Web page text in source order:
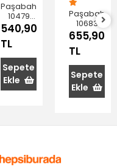
Paşabahçe
10479
Generation
Servis
Tabağı
26,8 cm
6'lı
540,90
TL
Sepete
Ekle
Paşabahçe
10683
Estrella
Yemek
Tabağı
2x28 cm
6'lı
655,90
TL
Sepete
Ekle